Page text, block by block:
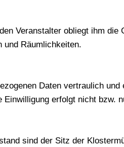
Veranstalter obliegt ihm
und Räumlichkeiten.
Daten vertraulich
erfolgt nicht bzw.
sind der Sitz der